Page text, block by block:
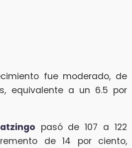
fue moderado, de
equivalente a un 6.5 por
pasó de 107 a 122
de 14 por ciento,